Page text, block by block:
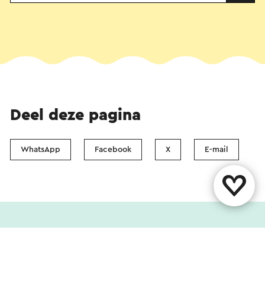
Deel deze pagina
WhatsApp Facebook X E-mail